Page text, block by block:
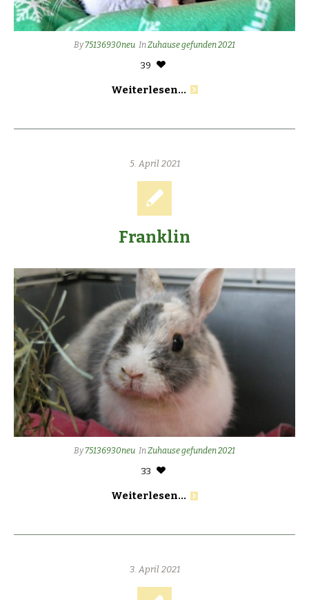
By75136930neu InZuhause gefunden 2021
39
Weiterlesen...
5. April 2021
Franklin
By75136930neu InZuhause gefunden 2021
33
Weiterlesen...
3. April 2021